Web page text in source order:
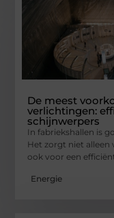
De meest
verlichtingen:
schijnwerpers
In fabriekshallen is
Het zorgt niet alleen
ook voor een
Energie